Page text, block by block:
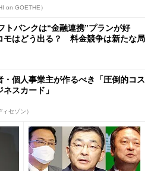
on GOETHE）
トバンクは“金融連携”プランが好
モはどう出る？ 料金競争は新たな局
・個人事業主が作るべき「圧倒的コス
スカード」
セゾン）